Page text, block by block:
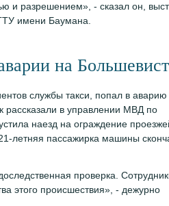
и разрешением», - сказал он,
имени Баумана.
на
службы такси, попал в
рассказали в управлении МВД по
наезд на ограждение
летняя пассажирка машины
проверка.
этого происшествия», - дежурно